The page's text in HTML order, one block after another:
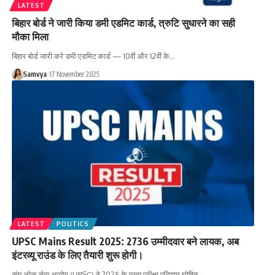
LATEST
बिहार बोर्ड ने जारी किया डमी एडमिट कार्ड, त्रुटि सुधारने का सही
मौका मिला
बिहार बोर्ड जारी करे डमी एडमिट कार्ड — 10वीं और 12वीं के…
Samvya 17 November 2025
LATEST POLITICS
UPSC Mains Result 2025: 2736 उम्मीदवार बने लायक, अब
इंटरव्यू राउंड के लिए तैयारी शुरू होगी।